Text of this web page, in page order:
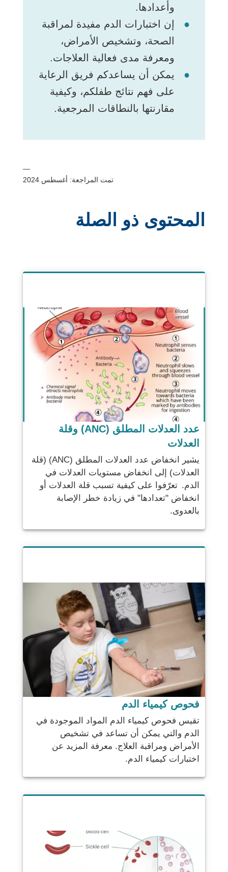
وأعدادها.
إن اختبارات الدم مفيدة لمراقبة
الصحة، وتشخيص الأمراض،
ومعرفة مدى فعالية العلاجات.
يمكن أن يساعدكم فريق الرعاية
على فهم نتائج طفلكم، وكيفية
مقارنتها بالنطاقات المرجعية.
—
تمت المراجعة: أغسطس 2024
المحتوى ذو الصلة
عدد العدلات المطلق (ANC) وقلة
العدلات
يشير انخفاض عدد العدلات المطلق (ANC) (قلة
العدلات) إلى انخفاض مستويات العدلات في
الدم. تعرّفوا على كيفية تسبب قلة العدلات أو
انخفاض "تعدادها" في زيادة خطر الإصابة
بالعدوى.
فحوص كيمياء الدم
تقيس فحوص كيمياء الدم المواد الموجودة في
الدم والتي يمكن أن تساعد في تشخيص
الأمراض ومراقبة العلاج. معرفة المزيد عن
اختبارات كيمياء الدم.